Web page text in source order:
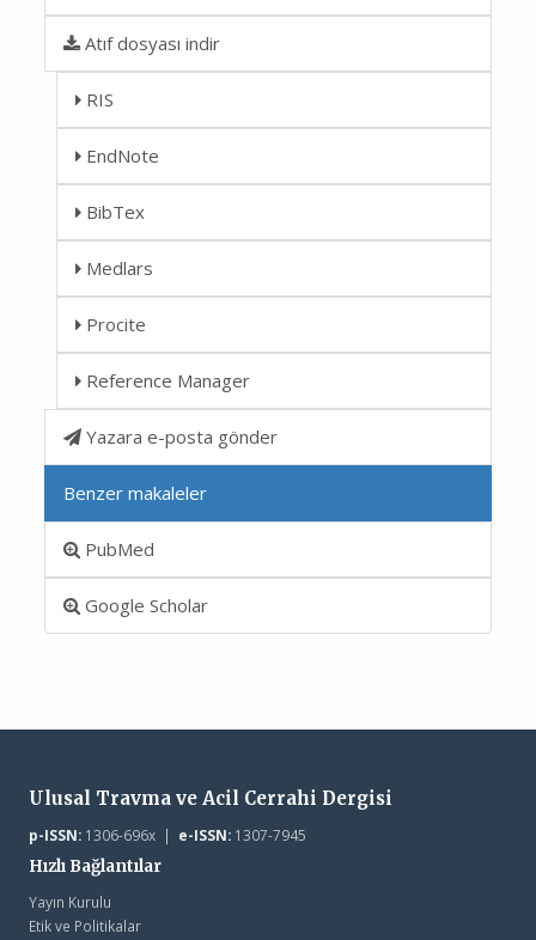
Atıf dosyası indir
RIS
EndNote
BibTex
Medlars
Procite
Reference Manager
Yazara e-posta gönder
Benzer makaleler
PubMed
Google Scholar
Ulusal Travma ve Acil Cerrahi Dergisi
p-ISSN:1306-696x | e-ISSN:1307-7945
Hızlı Bağlantılar
Yayın Kurulu
Etik ve Politikalar